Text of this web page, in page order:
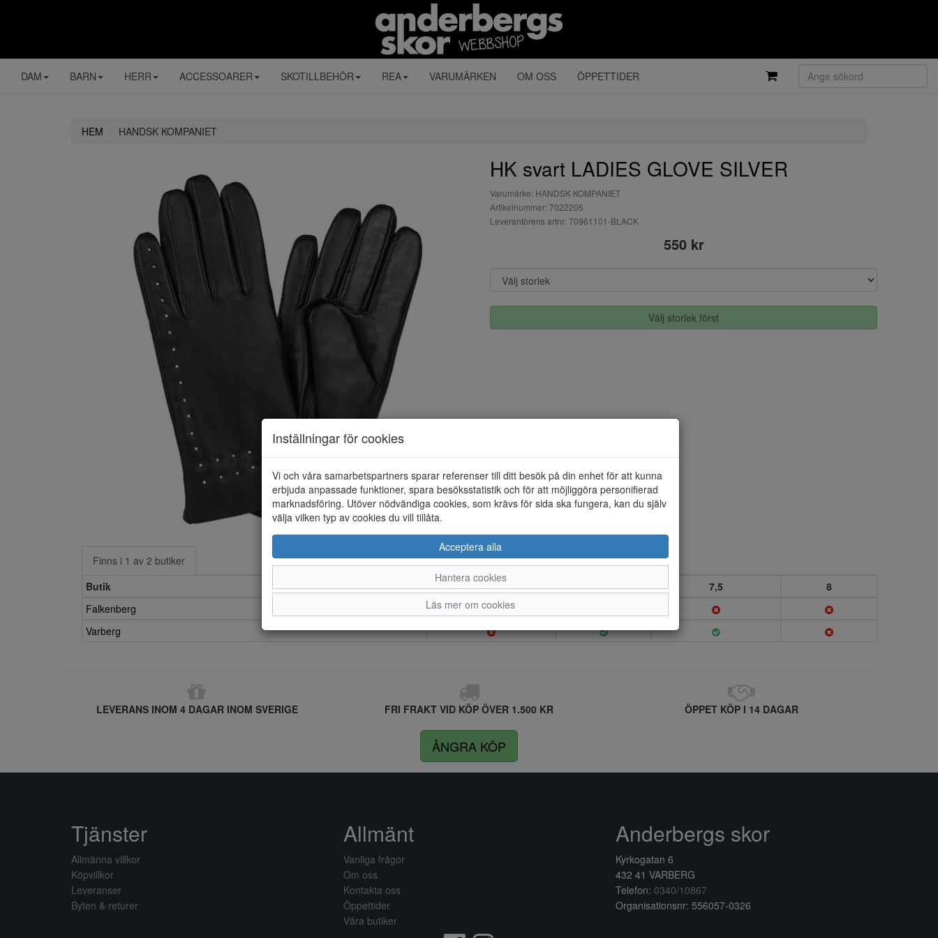
DAM BARN HERR ACCESSOARER SKOTILLBEHÖR REA VARUMÄRKEN OM OSS ÖPPETTIDER
HEM HANDSK KOMPANIET
HK svart LADIES GLOVE SILVER
Varumärke: HANDSK KOMPANIET
Artikelnummer: 7022205
Leverantörens artnr: 70961101-BLACK
550 kr
Välj storlek först
Finns i 1 av 2 butiker
Butik
6,5 7 7,5
8
Falkenberg
Varberg
LEVERANS INOM 4 DAGAR INOM SVERIGE FRI FRAKT VID KÖP ÖVER 1.500 KR ÖPPET KÖP I 14 DAGAR
ÅNGRA KÖP
Inställningar för cookies
Vi och våra samarbetspartners sparar referenser till ditt besök på din enhet för att kunna
erbjuda anpassade funktioner, spara besöksstatistik och för att möjliggöra personifierad
marknadsföring. Utöver nödvändiga cookies, som krävs för sida ska fungera, kan du själv
välja vilken typ av cookies du vill tillåta.
Acceptera alla
Hantera cookies
Läs mer om cookies
Tjänster
Allmänna villkor
Köpvillkor
Leveranser
Byten & returer
Allmänt
Vanliga frågor
Om oss
Kontakta oss
Öppettider
Våra butiker
Anderbergs skor
Kyrkogatan 6
432 41 VARBERG
Telefon: 0340/10867
Organisationsnr: 556057-0326